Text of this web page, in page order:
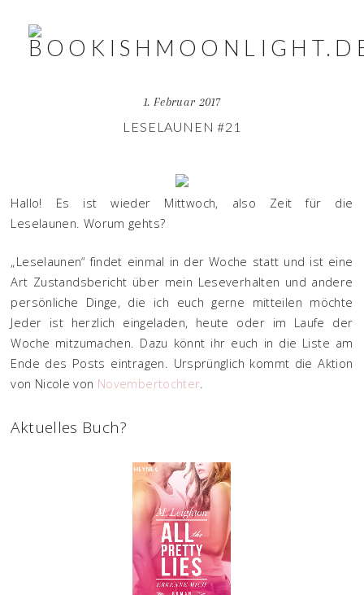
1. Februar 2017
LESELAUNEN #21
Hallo! Es ist wieder Mittwoch, also Zeit für die
Leselaunen. Worum gehts?
„Leselaunen“ findet einmal in der Woche statt und ist eine
Art Zustandsbericht über mein Leseverhalten und andere
persönliche Dinge, die ich euch gerne mitteilen möchte
Jeder ist herzlich eingeladen, heute oder im Laufe der
Woche mitzumachen. Dazu könnt ihr euch in die Liste am
Ende des Posts eintragen. Ursprünglich kommt die Aktion
von Nicole von Novembertochter.
Aktuelles Buch?